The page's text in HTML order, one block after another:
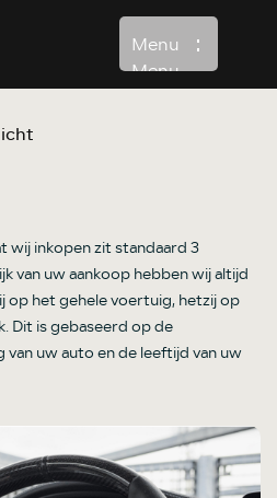
Menu
Menu
wij inkopen zit standaard 3
van uw aankoop hebben wij altijd
op het gehele voertuig, hetzij op
Dit is gebaseerd op de
uw auto en de leeftijd van uw